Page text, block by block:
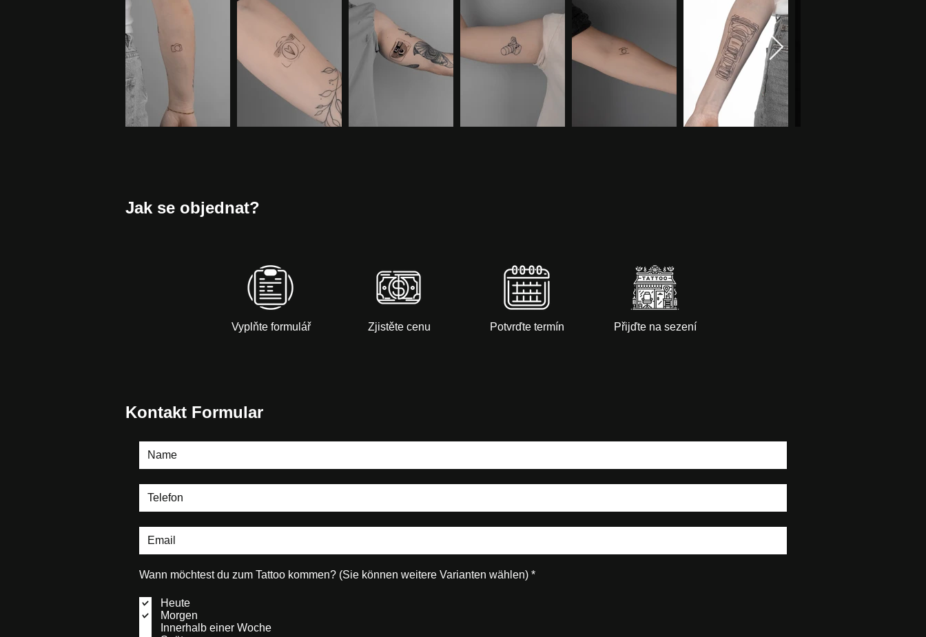
Jak se objednat?
Vyplňte formulář Zjistěte cenu Potvrďte termín Přijďte na sezení
Kontakt Formular
Wann möchtest du zum Tattoo kommen? (Sie können weitere Varianten wählen) *P
Heute
Morgen
Innerhalb einer Woche